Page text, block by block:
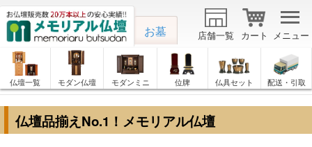
お墓 メニュー
カート
店舗一覧
仏壇一覧 モダン仏壇 モダンミニ 位牌 仏具セット 配送・引取
仏壇品揃えNo.1！メモリアル仏壇